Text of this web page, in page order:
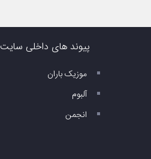
پیوند های داخلی سایت
موزیک باران
آلبوم
انجمن